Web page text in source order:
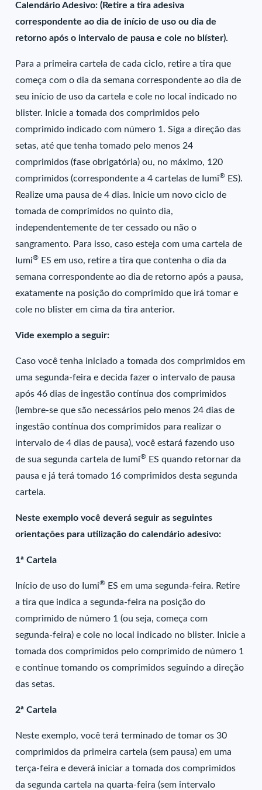
Calendário Adesivo: (Retire a tira adesiva
correspondente ao dia de início de uso ou dia de
retorno após o intervalo de pausa e cole no blíster).
Para a primeira cartela de cada ciclo, retire a tira que
começa com o dia da semana correspondente ao dia de
seu início de uso da cartela e cole no local indicado no
blister. Inicie a tomada dos comprimidos pelo
comprimido indicado com número 1. Siga a direção das
setas, até que tenha tomado pelo menos 24
comprimidos (fase obrigatória) ou, no máximo, 120
comprimidos (correspondente a 4 cartelas de Iumi® ES).
Realize uma pausa de 4 dias. Inicie um novo ciclo de
tomada de comprimidos no quinto dia,
independentemente de ter cessado ou não o
sangramento. Para isso, caso esteja com uma cartela de
Iumi® ES em uso, retire a tira que contenha o dia da
semana correspondente ao dia de retorno após a pausa,
exatamente na posição do comprimido que irá tomar e
cole no blister em cima da tira anterior.
Vide exemplo a seguir:
Caso você tenha iniciado a tomada dos comprimidos em
uma segunda-feira e decida fazer o intervalo de pausa
após 46 dias de ingestão contínua dos comprimidos
(lembre-se que são necessários pelo menos 24 dias de
ingestão contínua dos comprimidos para realizar o
intervalo de 4 dias de pausa), você estará fazendo uso
de sua segunda cartela de Iumi® ES quando retornar da
pausa e já terá tomado 16 comprimidos desta segunda
cartela.
Neste exemplo você deverá seguir as seguintes
orientações para utilização do calendário adesivo:
1ª Cartela
Início de uso do Iumi® ES em uma segunda-feira. Retire
a tira que indica a segunda-feira na posição do
comprimido de número 1 (ou seja, começa com
segunda-feira) e cole no local indicado no blister. Inicie a
tomada dos comprimidos pelo comprimido de número 1
e continue tomando os comprimidos seguindo a direção
das setas.
2ª Cartela
Neste exemplo, você terá terminado de tomar os 30
comprimidos da primeira cartela (sem pausa) em uma
terça-feira e deverá iniciar a tomada dos comprimidos
da segunda cartela na quarta-feira (sem intervalo